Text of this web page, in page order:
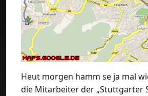
Heut morgen hamm se ja mal
die Mitarbeiter der „Stuttgarter